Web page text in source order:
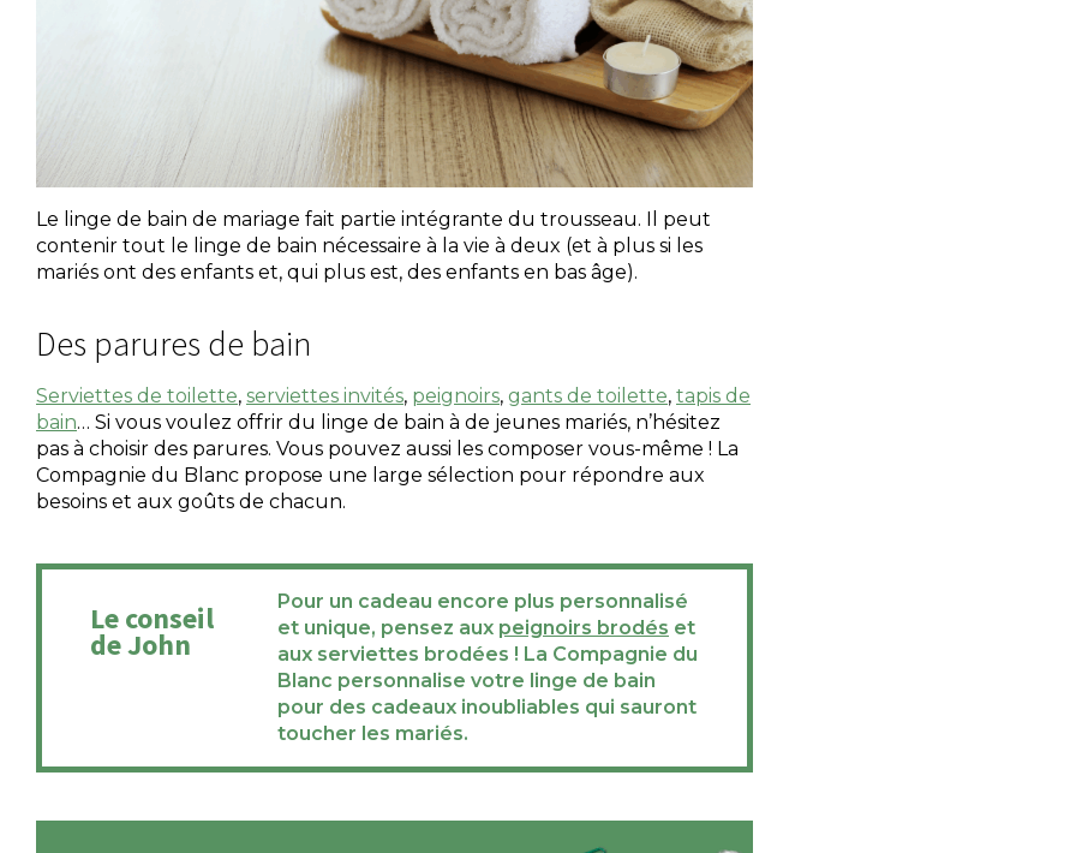
Le linge de bain de mariage fait partie intégrante du trousseau. Il peut
contenir tout le linge de bain nécessaire à la vie à deux (et à plus si les
mariés ont des enfants et, qui plus est, des enfants en bas âge).
Des parures de bain
Serviettes de toilette, serviettes invités, peignoirs, gants de toilette, tapis de
bain… Si vous voulez offrir du linge de bain à de jeunes mariés, n’hésitez
pas à choisir des parures. Vous pouvez aussi les composer vous-même ! La
Compagnie du Blanc propose une large sélection pour répondre aux
besoins et aux goûts de chacun.
Le conseil
de John
Pour un cadeau encore plus personnalisé
et unique, pensez aux peignoirs brodés et
aux serviettes brodées ! La Compagnie du
Blanc personnalise votre linge de bain
pour des cadeaux inoubliables qui sauront
toucher les mariés.